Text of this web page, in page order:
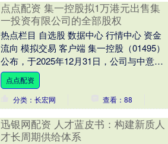
点点配资 集一控股拟1万港元出售集
一投资有限公司的全部股权
热点栏目 自选股 数据中心 行情中心 资金
流向 模拟交易 客户端 集一控股（01495）
公布，于2025年12月31日，公司与中意国
际控股有限公司（买方）订立买....
点点配资
分类：长宏网
查看：88
迅银网配资 人才蓝皮书：构建新质人
才长周期供给体系